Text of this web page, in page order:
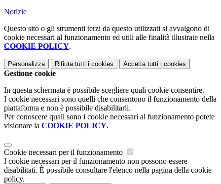
Notizie
Questo sito o gli strumenti terzi da questo utilizzati si avvalgono di
cookie necessari al funzionamento ed utili alle finalità illustrate nella
COOKIE POLICY.
Personalizza Rifiuta tutti i cookies Accetta tutti i cookies
Gestione cookie
In questa schermata è possibile scegliere quali cookie consentire.
I cookie necessari sono quelli che consentono il funzionamento della
piattaforma e non è possibile disabilitarli.
Per conoscere quali sono i cookie necessari al funzionamento potete
visionare la COOKIE POLICY.
Cookie necessari per il funzionamento
I cookie necessari per il funzionamento non possono essere
disabilitati. È possibile consultare l'elenco nella pagina della cookie
policy.